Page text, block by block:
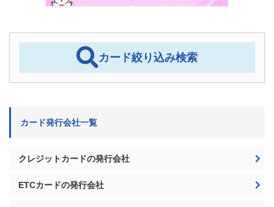
カード絞り込み検索
カード発行会社一覧
クレジットカードの発行会社
ETCカードの発行会社